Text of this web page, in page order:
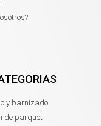
y barnizado
de parquet